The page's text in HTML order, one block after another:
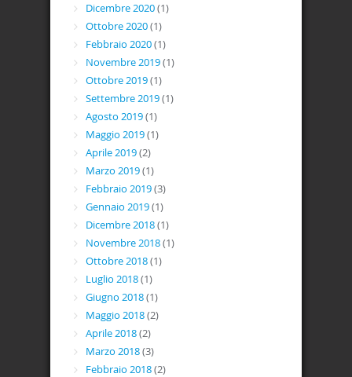
Dicembre 2020(1)
Ottobre 2020(1)
Febbraio 2020(1)
Novembre 2019(1)
Ottobre 2019(1)
Settembre 2019(1)
Agosto 2019(1)
Maggio 2019(1)
Aprile 2019(2)
Marzo 2019(1)
Febbraio 2019(3)
Gennaio 2019(1)
Dicembre 2018(1)
Novembre 2018(1)
Ottobre 2018(1)
Luglio 2018(1)
Giugno 2018(1)
Maggio 2018(2)
Aprile 2018(2)
Marzo 2018(3)
Febbraio 2018(2)